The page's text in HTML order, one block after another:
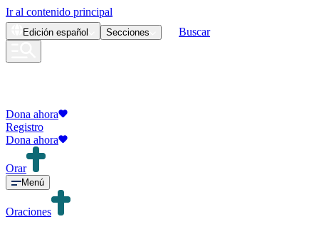
Ir al contenido principal
Edición español Secciones Buscar
Dona ahora
Registro
Dona ahora
Orar
Menú
Oraciones